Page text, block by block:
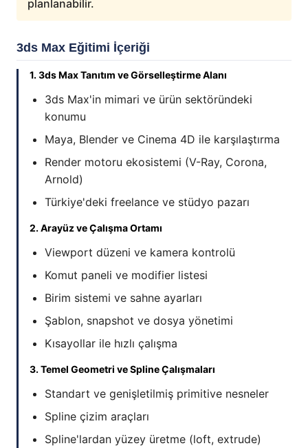
planlanabilir.
3ds Max Eğitimi İçeriği
1. 3ds Max Tanıtım ve Görselleştirme Alanı
3ds Max'in mimari ve ürün sektöründeki
konumu
Maya, Blender ve Cinema 4D ile karşılaştırma
Render motoru ekosistemi (V-Ray, Corona,
Arnold)
Türkiye'deki freelance ve stüdyo pazarı
2. Arayüz ve Çalışma Ortamı
Viewport düzeni ve kamera kontrolü
Komut paneli ve modifier listesi
Birim sistemi ve sahne ayarları
Şablon, snapshot ve dosya yönetimi
Kısayollar ile hızlı çalışma
3. Temel Geometri ve Spline Çalışmaları
Standart ve genişletilmiş primitive nesneler
Spline çizim araçları
Spline'lardan yüzey üretme (loft, extrude)